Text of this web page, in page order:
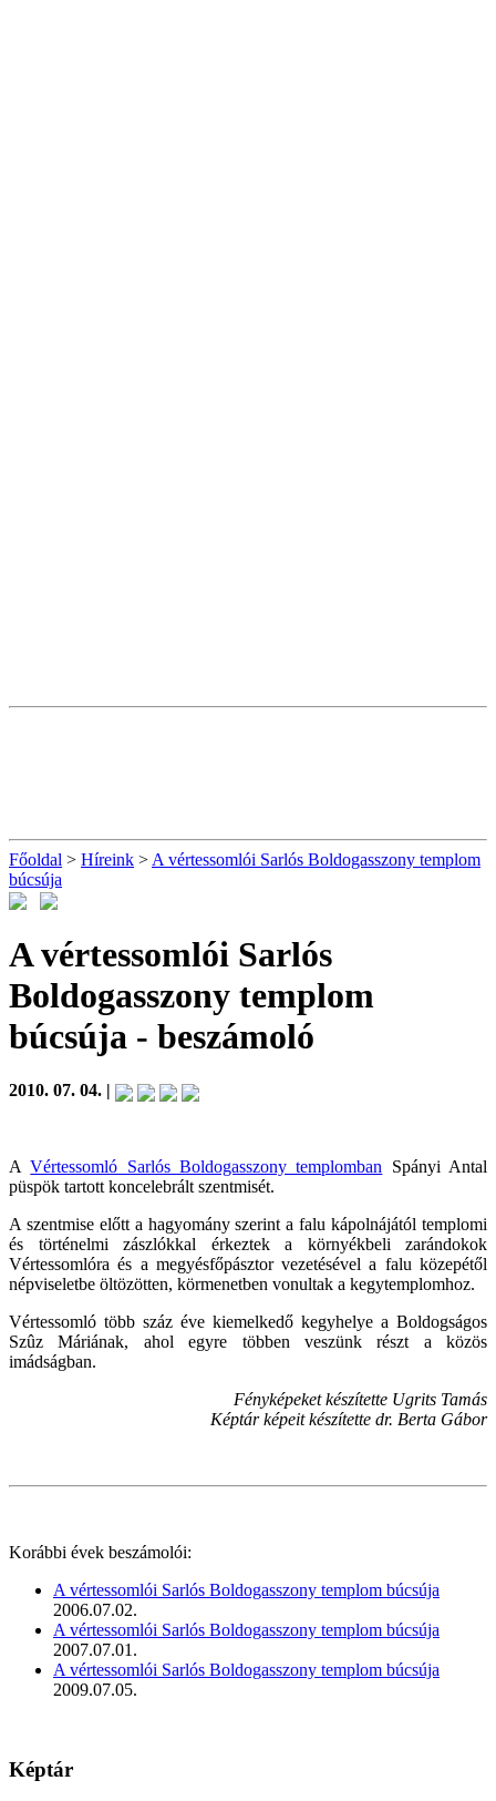
Főoldal > Híreink > A vértessomlói Sarlós Boldogasszony templom
búcsúja
A vértessomlói Sarlós
Boldogasszony templom
búcsúja - beszámoló
2010. 07. 04. |
AVértessomló Sarlós Boldogasszony templomban Spányi Antal
püspök tartott koncelebrált szentmisét.
A szentmise előtt a hagyomány szerint a falu kápolnájától templomi
és történelmi zászlókkal érkeztek a környékbeli zarándokok
Vértessomlóra és a megyésfőpásztor vezetésével a falu közepétől
népviseletbe öltözötten, körmenetben vonultak a kegytemplomhoz.
Vértessomló több száz éve kiemelkedő kegyhelye a Boldogságos
Szûz Máriának, ahol egyre többen veszünk részt a közös
imádságban.
Fényképeket készítette Ugrits Tamás
Képtár képeit készítette dr. Berta Gábor
Korábbi évek beszámolói:
A vértessomlói Sarlós Boldogasszony templom búcsúja
2006.07.02.
A vértessomlói Sarlós Boldogasszony templom búcsúja
2007.07.01.
A vértessomlói Sarlós Boldogasszony templom búcsúja
2009.07.05.
Képtár